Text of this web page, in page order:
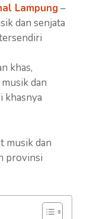
Lampung–
dan senjata
khas,
dan
khasnya
musik dan
provinsi